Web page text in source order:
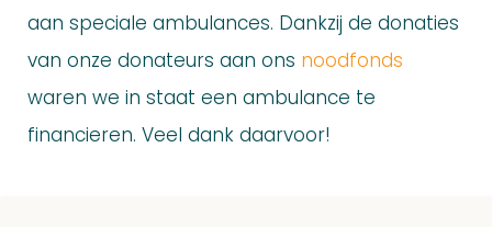
aan speciale ambulances. Dankzij de donaties
van onze donateurs aan ons noodfonds
waren we in staat een ambulance te
financieren. Veel dank daarvoor!